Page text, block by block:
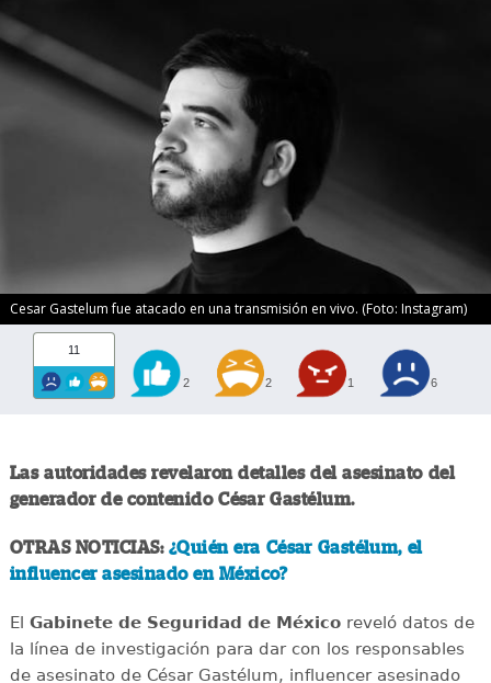
Cesar Gastelum fue atacado en una transmisión en vivo. (Foto: Instagram)
11
2 2 1 6
Las autoridades revelaron detalles del asesinato del
generador de contenido César Gastélum.
OTRAS NOTICIAS: ¿Quién era César Gastélum, el
influencer asesinado en México?
El Gabinete de Seguridad de Méxicoreveló datos de
la línea de investigación para dar con los responsables
de asesinato de César Gastélum, influencer asesinado